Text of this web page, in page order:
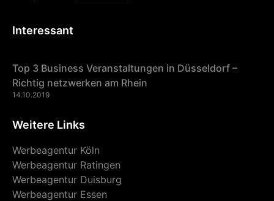
Interessant
Top 3 Business Veranstaltungen in Düsseldorf –
Richtig netzwerken am Rhein
14.10.2019
Weitere Links
Werbeagentur Köln
Werbeagentur Ratingen
Werbeagentur Duisburg
Werbeagentur Essen